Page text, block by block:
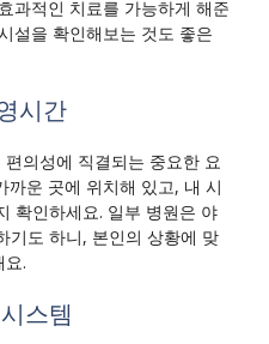
과적인 치료를 가능하게 해준
설을 확인해보는 것도 좋은
시간
의성에 직결되는 중요한 요
까운 곳에 위치해 있고, 내 시
확인하세요. 일부 병원은 야
기도 하니, 본인의 상황에 맞
요.
스템